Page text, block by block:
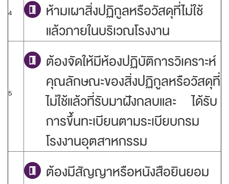
4
ห้ามเผาสิ่งปฏิกูลหรือวัสดุที่ไม่ใช้
แล้วภายในบริเวณโรงงาน
5
ต้องจัดให้มีห้องปฏิบัติการวิเคราะห์
คุณลักษณะของสิ่งปฏิกูลหรือวัสดุที่
ไม่ใช้แล้วที่รับมาฝังกลบและ ได้รับ
การขึ้นทะเบียนตามระเบียบกรม
โรงงานอุตสาหกรรม
ต้องมีสัญญาหรือหนังสือยินยอม